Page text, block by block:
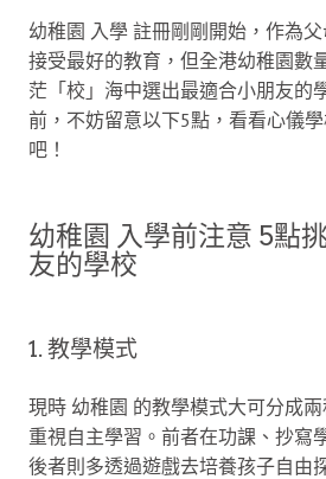
幼稚園 入學 註冊剛剛開始，作為
接受最好的教育，但全港幼稚園數
茫「校」海中選出最適合小朋友的
前，不妨留意以下5點，看看心儀
吧！
幼稚園 入學前注意 5點
友的學校
1. 教學模式
現時 幼稚園 的教學模式大可分成
重視自主學習。前者在功課、抄寫
後者則多透過遊戲去培養孩子自由